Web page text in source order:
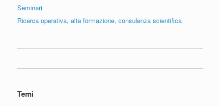
Seminari
Ricerca operativa, alta formazione, consulenza scientifica
Temi